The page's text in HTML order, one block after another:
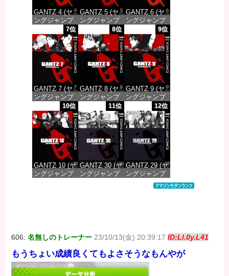
GANTZ 4 (ヤ
ングジャンプ
コミックス
DIGITAL)
価格：¥100
GANTZ 5 (ヤ
ングジャンプ
コミックス
DIGITAL)
価格：¥100
GANTZ 6 (ヤ
ングジャンプ
コミックス
DIGITAL)
価格：¥100
7位
GANTZ 7 (ヤ
ングジャンプ
コミックス
DIGITAL)
価格：¥100
8位
GANTZ 8 (ヤ
ングジャンプ
コミックス
DIGITAL)
価格：¥100
9位
GANTZ 9 (ヤ
ングジャンプ
コミックス
DIGITAL)
価格：¥100
10位
GANTZ 10 (ヤ
ングジャンプ
11位
GANTZ 30 (ヤ
ングジャンプ
12位
GANTZ 29 (ヤ
ングジャンプ
コミックス
606:名無しのトレーナー 23/10/13(金) 20:39:17ID:Ll.0y.L41
もうちょい成績良くてもよさそうなもんやが